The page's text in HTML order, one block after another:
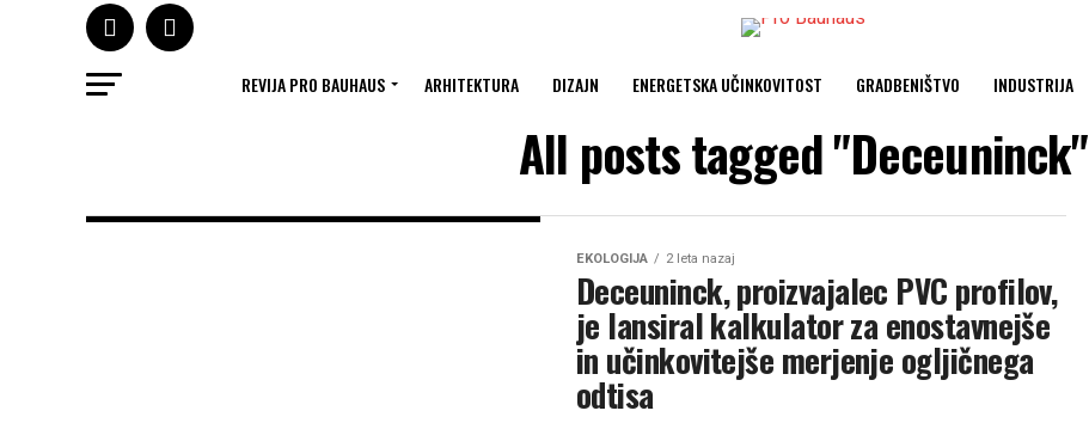
REVIJA PRO BAUHAUS ARHITEKTURA DIZAJN ENERGETSKA UČINKOVITOST GRADBENIŠTVO INDUSTRIJA
All posts tagged "Deceuninck"
EKOLOGIJA 2 leta nazaj
Deceuninck, proizvajalec PVC profilov,
je lansiral kalkulator za enostavnejše
in učinkovitejše merjenje ogljičnega
odtisa